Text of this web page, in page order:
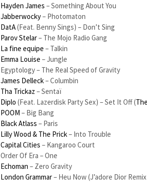
Hayden James – Something About You
Jabberwocky– Photomaton
DatA(Feat. Benny Sings) – Don’t Sing
Parov Stelar– The Mojo Radio Gang
La fine equipe – Talkin
Emma Louise – Jungle
Egyptology – The Real Speed of Gravity
James Delleck– Columbin
Tha Trickaz – Sentaï
Diplo (Feat. Lazerdisk Party Sex) – Set It Off (
POOM – Big Bang
Black Atlass – Paris
Lilly Wood & The Prick– Into Trouble
Capital Cities – Kangaroo Court
Order Of Era – One
Echoman – Zero Gravity
London Grammar– Heu Now (J’adore Dior